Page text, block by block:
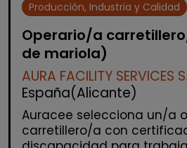
Producción, Industria y Calidad
Operario/a
de mariola)
AURA FACILITY SERVICES
España(Alicante)
Auracee selecciona un/a
carretillero/a con